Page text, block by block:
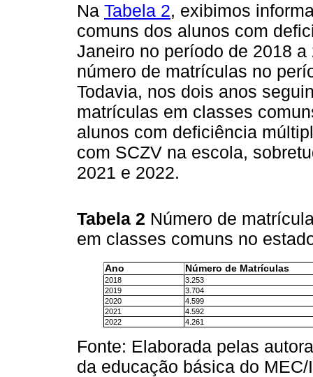
Na Tabela 2, exibimos
comuns dos alunos com
Janeiro no período de 2018
número de matrículas no
Todavia, nos dois anos
matrículas em classes
alunos com deficiência
com SCZV na escola,
2021 e 2022.
Tabela 2 Número de
em classes comuns no
Ano Número de Matrículas
2018
3.253
2019
3.704
2020
4.599
2021
4.592
2022
4.261
Fonte: Elaborada pelas
da educação básica do